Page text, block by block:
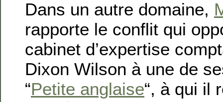
Dans un autre domaine,
rapporte le conflit qui
cabinet d’expertise
Dixon Wilson à une de
“Petite anglaise“, à qui il